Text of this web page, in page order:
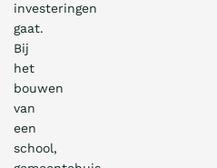
investeringen
gaat.
Bij
het
bouwen
van
een
school,